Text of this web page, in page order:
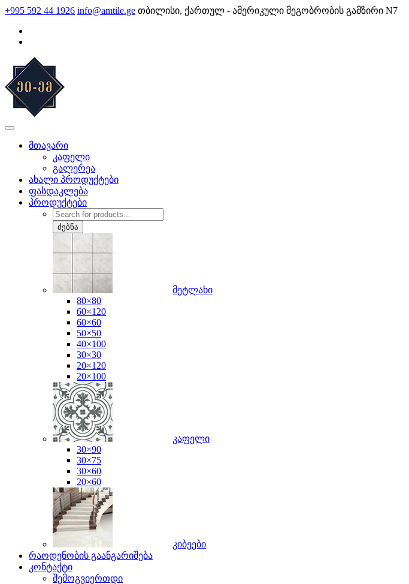
Skip
content
+995 592 44 1926 info@amtile.ge თბილისი, ქართულ - ამერიკული მეგობრობის გამზირი N7
მთავარი
კაფელი
გალერეა
ახალი პროდუქტები
ფასდაკლება
პროდუქტები
Products
search
ძებნა
მეტლახი
80×80
60×120
60×60
50×50
40×100
30×30
20×120
20×100
კაფელი
30×90
30×75
30×60
20×60
კიბეები
რაოდენობის გაანგარიშება
კონტაქტი
შემოგვიერთდი